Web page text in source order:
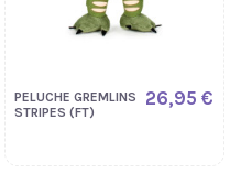
PELUCHE GREMLINS
STRIPES (FT)
26,95 €